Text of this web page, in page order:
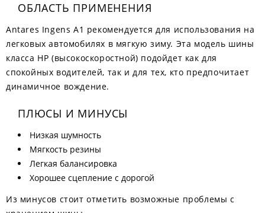
ОБЛАСТЬ ПРИМЕНЕНИЯ
Antares Ingens A1 рекомендуется для использования на
легковых автомобилях в мягкую зиму. Эта модель шины
класса HP (высокоскоростной) подойдет как для
спокойных водителей, так и для тех, кто предпочитает
динамичное вождение.
ПЛЮСЫ И МИНУСЫ
Низкая шумность
Мягкость резины
Легкая балансировка
Хорошее сцепление с дорогой
Из минусов стоит отметить возможные проблемы с